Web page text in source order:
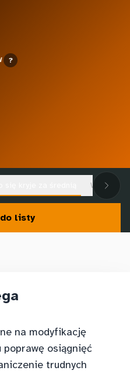
?
listy
na modyfikację
poprawę osiągnięć
trudnych